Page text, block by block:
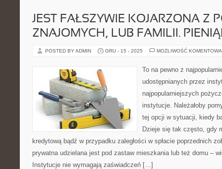
JEST FAŁSZYWIE KOJARZONA Z
ZNAJOMYCH, LUB FAMILII.
POSTED BY ADMIN GRU - 15 - 2025 MOŻLIWOŚĆ
To na pewno z
udostępnianych przez
najpopularniejszych
instytucje. Należałoby
tej opcji w sytuacji, kiedy
Dzieje się tak często, gdy
kredytową bądź w przypadku zaległości w spłacie poprzednich
prywatna udzielana jest pod zastaw mieszkania lub też domu –
Instytucje nie wymagają zaświadczeń […]